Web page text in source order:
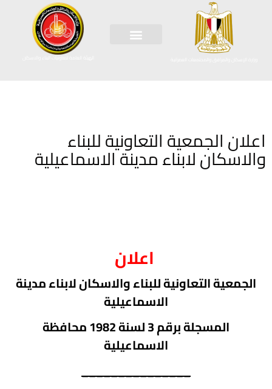
الهيئة العامة لتعاونيات البناء والاسكان
اعلان الجمعية التعاونية للبناء
والاسكان لابناء مدينة الاسماعيلية
اعلان
الجمعية التعاونية للبناء والاسكان لابناء مدينة
الاسماعيلية
المسجلة برقم 3 لسنة 1982
محافظة
الاسماعيلية
_______________